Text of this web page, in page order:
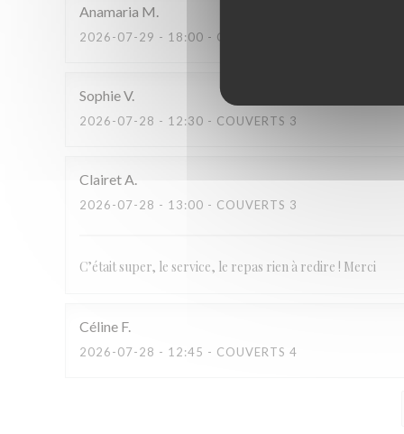
Anamaria M
2026-07-29 - 18:00 - COUVERTS 16
SophieV
2026-07-28 - 12:30 - COUVERTS 3
ClairetA
2026-07-28 - 13:00 - COUVERTS 3
C’était super, le service, le repas rien à redire ! Merci
Céline F
2026-07-28 - 12:45 - COUVERTS 4